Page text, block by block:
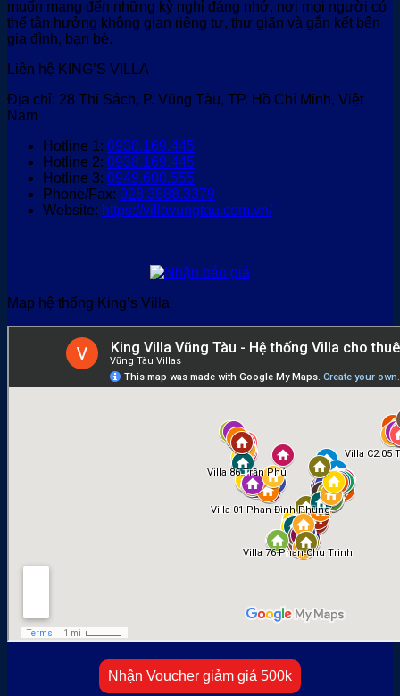
muốn mang đến những kỳ nghỉ đáng nhớ, nơi mọi người có
thể tận hưởng không gian riêng tư, thư giãn và gắn kết bên
gia đình, bạn bè.
Liên hệ KING’S VILLA
Địa chỉ: 28 Thi Sách, P. Vũng Tàu, TP. Hồ Chí Minh, Việt
Nam
Hotline 1: 0938.169.445
Hotline 2: 0938.169.445
Hotline 3: 0949.600.555
Phone/Fax: 028.3888.3379
Website: https://villavungtau.com.vn/
Map hệ thống King’s Villa
Nhận Voucher giảm giá 500k